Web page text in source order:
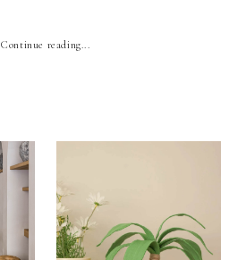
Continue reading...